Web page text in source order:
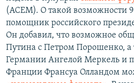
(АСЕМ). О такой возможности 9
помощник российского
Он добавил, что возможное
Путина с Петром Порошенко,
Германии Ангелой Меркель и
Франции Франсуа Олландом